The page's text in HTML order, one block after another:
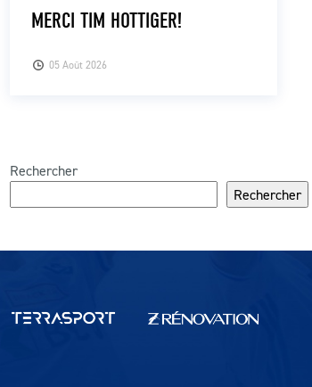
05 Août 2026
MERCI TIM HOTTIGER!
Rechercher
Rechercher